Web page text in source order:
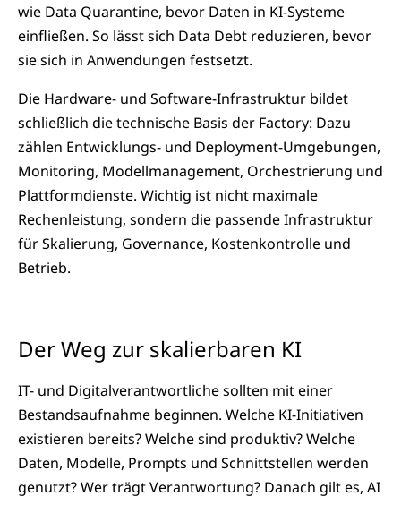
wie Data Quarantine, bevor Daten in KI-Systeme
einfließen. So lässt sich Data Debt reduzieren, bevor
sie sich in Anwendungen festsetzt.
Die Hardware- und Software-Infrastruktur bildet
schließlich die technische Basis der Factory: Dazu
zählen Entwicklungs- und Deployment-Umgebungen,
Monitoring, Modellmanagement, Orchestrierung und
Plattformdienste. Wichtig ist nicht maximale
Rechenleistung, sondern die passende Infrastruktur
für Skalierung, Governance, Kostenkontrolle und
Betrieb.
Der Weg zur skalierbaren KI
IT- und Digitalverantwortliche sollten mit einer
Bestandsaufnahme beginnen. Welche KI-Initiativen
existieren bereits? Welche sind produktiv? Welche
Daten, Modelle, Prompts und Schnittstellen werden
genutzt? Wer trägt Verantwortung? Danach gilt es, AI